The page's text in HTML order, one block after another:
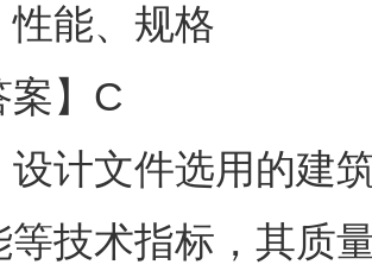
性能、规格
案】C
设计文件选用的建
等技术指标，其质